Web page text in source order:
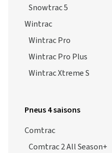
Snowtrac 5
Wintrac
Wintrac Pro
Wintrac Pro Plus
Wintrac Xtreme S
Pneus 4 saisons
Comtrac
Comtrac 2 All Season+